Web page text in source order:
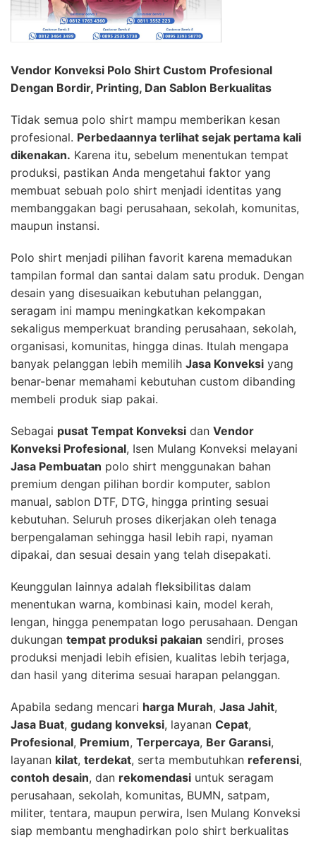
Vendor Konveksi Polo Shirt Custom Profesional
Dengan Bordir, Printing, Dan Sablon Berkualitas
Tidak semua polo shirt mampu memberikan kesan
profesional. Perbedaannya terlihat sejak pertama kali
dikenakan. Karena itu, sebelum menentukan tempat
produksi, pastikan Anda mengetahui faktor yang
membuat sebuah polo shirt menjadi identitas yang
membanggakan bagi perusahaan, sekolah, komunitas,
maupun instansi.
Polo shirt menjadi pilihan favorit karena memadukan
tampilan formal dan santai dalam satu produk. Dengan
desain yang disesuaikan kebutuhan pelanggan,
seragam ini mampu meningkatkan kekompakan
sekaligus memperkuat branding perusahaan, sekolah,
organisasi, komunitas, hingga dinas. Itulah mengapa
banyak pelanggan lebih memilih Jasa Konveksi yang
benar-benar memahami kebutuhan custom dibanding
membeli produk siap pakai.
Sebagai pusat Tempat Konveksi dan Vendor
Konveksi Profesional, Isen Mulang Konveksi melayani
Jasa Pembuatan polo shirt menggunakan bahan
premium dengan pilihan bordir komputer, sablon
manual, sablon DTF, DTG, hingga printing sesuai
kebutuhan. Seluruh proses dikerjakan oleh tenaga
berpengalaman sehingga hasil lebih rapi, nyaman
dipakai, dan sesuai desain yang telah disepakati.
Keunggulan lainnya adalah fleksibilitas dalam
menentukan warna, kombinasi kain, model kerah,
lengan, hingga penempatan logo perusahaan. Dengan
dukungan tempat produksi pakaian sendiri, proses
produksi menjadi lebih efisien, kualitas lebih terjaga,
dan hasil yang diterima sesuai harapan pelanggan.
Apabila sedang mencari harga Murah, Jasa Jahit,
Jasa Buat, gudang konveksi, layanan Cepat,
Profesional, Premium, Terpercaya, Ber Garansi,
layanan kilat, terdekat, serta membutuhkan referensi,
contoh desain, dan rekomendasi untuk seragam
perusahaan, sekolah, komunitas, BUMN, satpam,
militer, tentara, maupun perwira, Isen Mulang Konveksi
siap membantu menghadirkan polo shirt berkualitas